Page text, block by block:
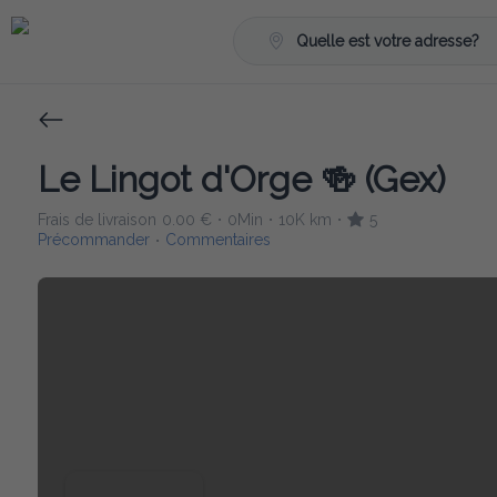
Quelle est votre adresse?
Le Lingot d'Orge 🍻 (Gex)
Frais de livraison 0.00 € • 0Min • 10K km •
5
Précommander • Commentaires